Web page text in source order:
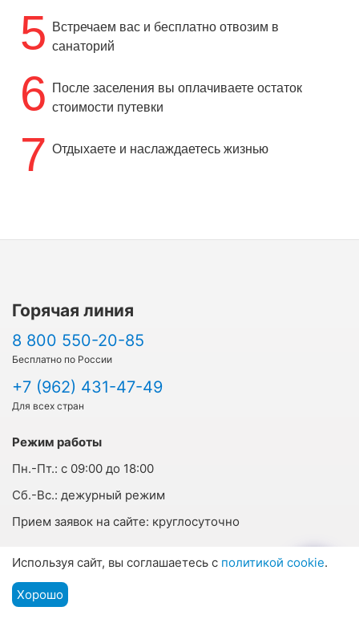
5
Встречаем вас и бесплатно отвозим в
санаторий
6
После заселения вы оплачиваете остаток
стоимости путевки
7 Отдыхаете и наслаждаетесь жизнью
Горячая линия
8 800 550-20-85
Бесплатно по России
+7 (962) 431-47-49
Для всех стран
Режим работы
Пн.-Пт.: с 09:00 до 18:00
Cб.-Вс.: дежурный режим
Прием заявок на сайте: круглосуточно
О компании
г. Пятигорск, ул. Кучуры, 8, офис 207
Меню
Используя сайт, вы соглашаетесь с политикой cookie.
Хорошо